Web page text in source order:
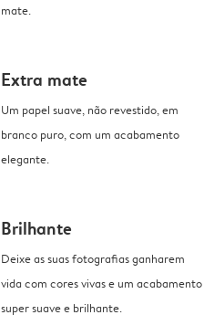
mate.
Extra mate
Um papel suave, não revestido, em
branco puro, com um acabamento
elegante.
Brilhante
Deixe as suas fotografias ganharem
vida com cores vivas e um acabamento
super suave e brilhante.